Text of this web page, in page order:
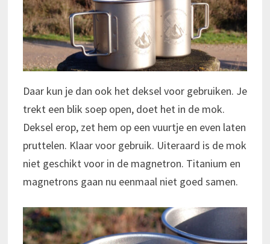
Daar kun je dan ook het deksel voor gebruiken. Je
trekt een blik soep open, doet het in de mok.
Deksel erop, zet hem op een vuurtje en even laten
pruttelen. Klaar voor gebruik. Uiteraard is de mok
niet geschikt voor in de magnetron. Titanium en
magnetrons gaan nu eenmaal niet goed samen.